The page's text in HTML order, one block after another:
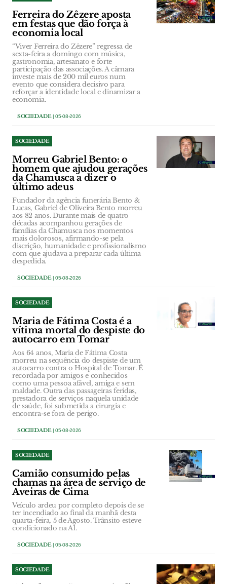
Ferreira do Zêzere aposta
em festas que dão força à
economia local
“Viver Ferreira do Zêzere” regressa de
sexta-feira a domingo com música,
gastronomia, artesanato e forte
participação das associações. A câmara
investe mais de 200 mil euros num
evento que considera decisivo para
reforçar a identidade local e dinamizar a
economia.
SOCIEDADE| 05-08-2026
SOCIEDADE
Morreu Gabriel Bento: o
homem que ajudou gerações
da Chamusca a dizer o
último adeus
Fundador da agência funerária Bento &
Lucas, Gabriel de Oliveira Bento morreu
aos 82 anos. Durante mais de quatro
décadas acompanhou gerações de
famílias da Chamusca nos momentos
mais dolorosos, afirmando-se pela
discrição, humanidade e profissionalismo
com que ajudava a preparar cada última
despedida.
SOCIEDADE| 05-08-2026
SOCIEDADE
Maria de Fátima Costa é a
vítima mortal do despiste do
autocarro em Tomar
Aos 64 anos, Maria de Fátima Costa
morreu na sequência do despiste de um
autocarro contra o Hospital de Tomar. É
recordada por amigos e conhecidos
como uma pessoa afável, amiga e sem
maldade. Outra das passageiras feridas,
prestadora de serviços naquela unidade
de saúde, foi submetida a cirurgia e
encontra-se fora de perigo.
SOCIEDADE| 05-08-2026
SOCIEDADE
Camião consumido pelas
chamas na área de serviço de
Aveiras de Cima
Veículo ardeu por completo depois de se
ter incendiado ao final da manhã desta
quarta-feira, 5 de Agosto. Trânsito esteve
condicionado na A1.
SOCIEDADE| 05-08-2026
SOCIEDADE